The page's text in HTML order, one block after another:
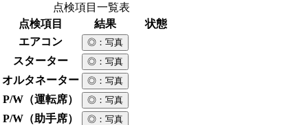
点検項目一覧表
点検項目
結果
状態
エアコン
◎ ：写真
スターター ◎ ：写真
オルタネーター ◎ ：写真
P/W（運転席） ◎ ：写真
P/W（助手席） ◎ ：写真